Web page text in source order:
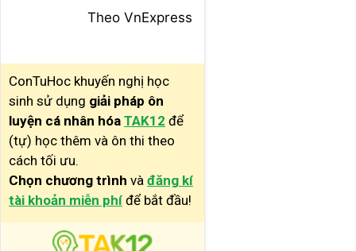
Theo VnExpress
ConTuHoc khuyến nghị học
sinh sử dụng giải pháp ôn
luyện cá nhân hóa TAK12 để
(tự) học thêm và ôn thi theo
cách tối ưu.
Chọn chương trình và đăng kí
tài khoản miễn phí để bắt đầu!